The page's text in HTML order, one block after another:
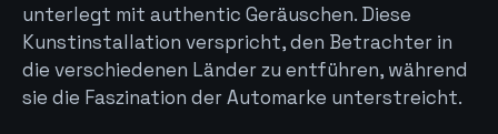
unterlegt mit authentic Geräuschen. Diese
Kunstinstallation verspricht, den Betrachter in
die verschiedenen Länder zu entführen, während
sie die Faszination der Automarke unterstreicht.